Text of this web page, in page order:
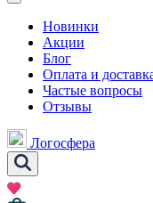
Новинки
Акции
Блог
Оплата и
Частые вопросы
Отзывы
Логосфера